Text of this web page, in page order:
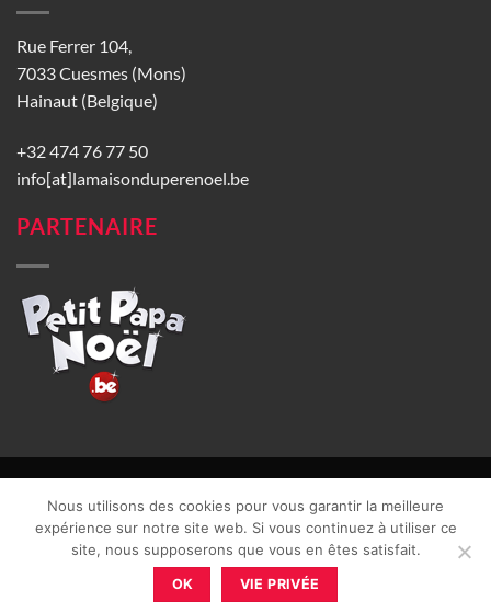
Rue Ferrer 104,
7033 Cuesmes (Mons)
Hainaut (Belgique)
+32 474 76 77 50
info[at]lamaisonduperenoel.be
PARTENAIRE
CGU| Vie privée| TVA : BE0840965749 | Site web réalisé par
Nous utilisons des cookies pour vous garantir la meilleure
expérience sur notre site web. Si vous continuez à utiliser ce
site, nous supposerons que vous en êtes satisfait.
OK VIE PRIVÉE